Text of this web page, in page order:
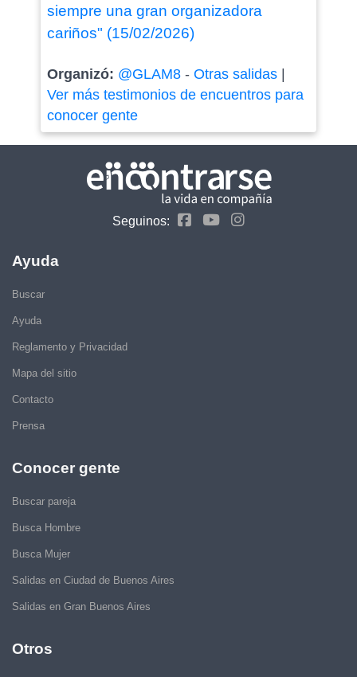
siempre una gran organizadora
cariños" (15/02/2026)
Organizó: @GLAM8- Otras salidas|
Ver más testimonios de encuentros para
conocer gente
Seguinos:
Ayuda
Buscar
Ayuda
Reglamento y Privacidad
Mapa del sitio
Contacto
Prensa
Conocer gente
Buscar pareja
Busca Hombre
Busca Mujer
Salidas en Ciudad de Buenos Aires
Salidas en Gran Buenos Aires
Otros